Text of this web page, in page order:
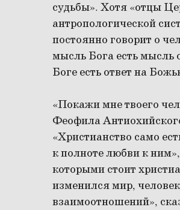
судьбы». Хотя «отцы
антропологической
постоянно говорит о
мысль Бога есть мысль
Боге есть ответ на
«Покажи мне твоего
Феофила
«Христианство само
к полноте любви к
которыми стоит
изменился мир,
взаимоотношений»,